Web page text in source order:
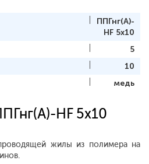
ППГнг(А)-
HF 5x10
5
10
медь
HF 5x10
жилы из полимера на